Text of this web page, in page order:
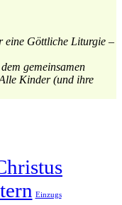
eine Göttliche Liturgie –
gemeinsamen
Kinder (und ihre
Einzugs